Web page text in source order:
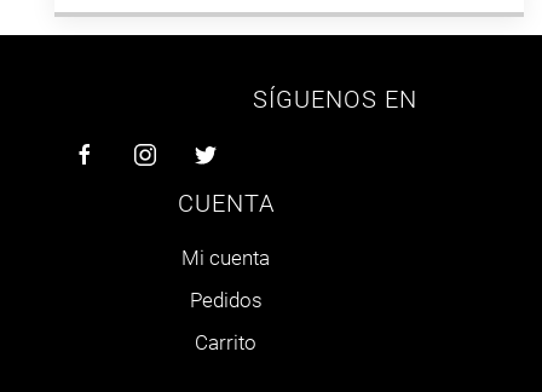
SÍGUENOS EN
CUENTA
Mi cuenta
Pedidos
Carrito